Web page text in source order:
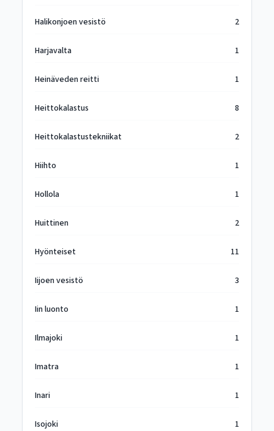
Halikonjoen vesistö 2
Harjavalta 1
Heinäveden reitti 1
Heittokalastus 8
Heittokalastustekniikat 2
Hiihto 1
Hollola 1
Huittinen 2
Hyönteiset 11
Iijoen vesistö 3
Iin luonto 1
Ilmajoki 1
Imatra 1
Inari 1
Isojoki 1